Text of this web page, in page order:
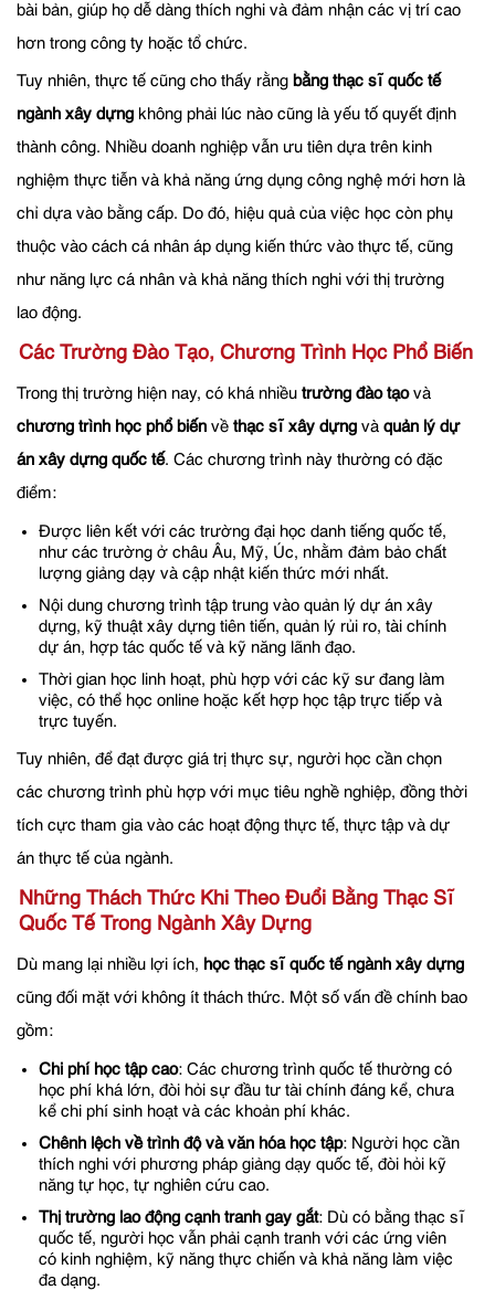
bài bản, giúp họ dễ dàng thích nghi và đảm nhận các vị trí cao
hơn trong công ty hoặc tổ chức.
Tuy nhiên, thực tế cũng cho thấy rằng bằng thạc sĩ quốc tế
ngành xây dựng không phải lúc nào cũng là yếu tố quyết định
thành công. Nhiều doanh nghiệp vẫn ưu tiên dựa trên kinh
nghiệm thực tiễn và khả năng ứng dụng công nghệ mới hơn là
chỉ dựa vào bằng cấp. Do đó, hiệu quả của việc học còn phụ
thuộc vào cách cá nhân áp dụng kiến thức vào thực tế, cũng
như năng lực cá nhân và khả năng thích nghi với thị trường
lao động.
Các Trường Đào Tạo, Chương Trình Học Phổ Biến
Trong thị trường hiện nay, có khá nhiều trường đào tạovà
chương trình học phổ biến về thạc sĩ xây dựng và quản lý dự
án xây dựng quốc tế. Các chương trình này thường có đặc
điểm:
Được liên kết với các trường đại học danh tiếng quốc tế,
như các trường ở châu Âu, Mỹ, Úc, nhằm đảm bảo chất
lượng giảng dạy và cập nhật kiến thức mới nhất.
Nội dung chương trình tập trung vào quản lý dự án xây
dựng, kỹ thuật xây dựng tiên tiến, quản lý rủi ro, tài chính
dự án, hợp tác quốc tế và kỹ năng lãnh đạo.
Thời gian học linh hoạt, phù hợp với các kỹ sư đang làm
việc, có thể học online hoặc kết hợp học tập trực tiếp và
trực tuyến.
Tuy nhiên, để đạt được giá trị thực sự, người học cần chọn
các chương trình phù hợp với mục tiêu nghề nghiệp, đồng thời
tích cực tham gia vào các hoạt động thực tế, thực tập và dự
án thực tế của ngành.
Những Thách Thức Khi Theo Đuổi Bằng Thạc Sĩ
Quốc Tế Trong Ngành Xây Dựng
Dù mang lại nhiều lợi ích, học thạc sĩ quốc tế ngành xây dựng
cũng đối mặt với không ít thách thức. Một số vấn đề chính bao
gồm:
Chi phí học tập cao: Các chương trình quốc tế thường có
học phí khá lớn, đòi hỏi sự đầu tư tài chính đáng kể, chưa
kể chi phí sinh hoạt và các khoản phí khác.
Chênh lệch về trình độ và văn hóa học tập: Người học cần
thích nghi với phương pháp giảng dạy quốc tế, đòi hỏi kỹ
năng tự học, tự nghiên cứu cao.
Thị trường lao động cạnh tranh gay gắt: Dù có bằng thạc sĩ
quốc tế, người học vẫn phải cạnh tranh với các ứng viên
có kinh nghiệm, kỹ năng thực chiến và khả năng làm việc
đa dạng.